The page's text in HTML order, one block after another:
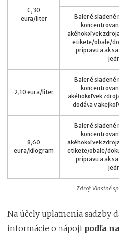
Zdroj: Vlastné
0,30
eura/liter
Balené sladené
akéhokoľvek
etikete/obale/
prípravu a ak
2,10 eura/liter
Balené sladené
akéhokoľvek
dodáva v
8,60
eura/kilogram
Balené sladené
akéhokoľvek
etikete/obale/
prípravu a ak
Na účely uplatnenia sadzby
informácie o nápoji podľa